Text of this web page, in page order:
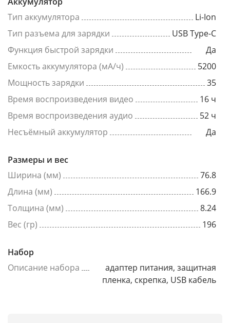
Тип аккумулятора
Li-Ion
Тип разъема для зарядки
USB Type-C
Функция быстрой зарядки
Да
Емкость аккумулятора (мА/ч)
5200
Мощность зарядки
35
Время воспроизведения видео
16 ч
Время воспроизведения аудио
52 ч
Несъёмный аккумулятор
Да
Размеры и вес
Ширина (мм)
76.8
Длина (мм)
166.9
Толщина (мм)
8.24
Вес (гр)
196
Набор
Описание набора
адаптер питания, защитная
пленка, скрепка, USB кабель